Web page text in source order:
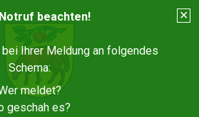
✕
beachten!
Ihrer Meldung an folgendes
Schema:
meldet?
geschah es?